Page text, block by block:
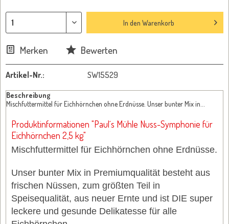
In den Warenkorb
Merken Bewerten
Artikel-Nr.: SW15529
Beschreibung
Mischfuttermittel für Eichhörnchen ohne Erdnüsse. Unser bunter Mix in...
Produktinformationen "Paul´s Mühle Nuss-Symphonie für
Eichhörnchen 2,5 kg"
Mischfuttermittel für Eichhörnchen ohne Erdnüsse.
Unser bunter Mix in Premiumqualität besteht aus
frischen Nüssen, zum größten Teil in
Speisequalität, aus neuer Ernte und ist DIE super
leckere und gesunde Delikatesse für alle